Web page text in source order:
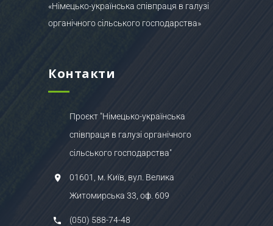
«Німецько-українська співпраця в галузі
органічного сільського господарства»
Контакти
Проєкт "Німецько-українська
співпраця в галузі органічного
сільського господарства"
01601, м. Київ, вул. Велика
Житомирська 33, оф. 609
(050) 588-74-48